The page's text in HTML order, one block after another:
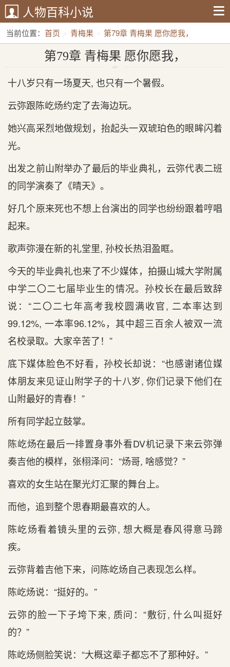
人物百科小说
当前位置： 首页 青梅果 第79章 青梅果 愿你愿我，
第79章 青梅果 愿你愿我，
十八岁只有一场夏天, 也只有一个暑假。
云弥跟陈屹炀约定了去海边玩。
她兴高采烈地做规划，抬起头一双琥珀色的眼眸闪着
光。
出发之前山附举办了最后的毕业典礼，云弥代表二班
的同学演奏了《晴天》。
好几个原来死也不想上台演出的同学也纷纷跟着哼唱
起来。
歌声弥漫在新的礼堂里, 孙校长热泪盈眶。
今天的毕业典礼也来了不少媒体，拍摄山城大学附属
中学二〇二七届毕业生的情况。孙校长在最后致辞
说：“二〇二七年高考我校圆满收官, 二本率达到
99.12%, 一本率96.12%，其中超三百余人被双一流
名校录取。大家辛苦了！”
底下媒体脸色不好看，孙校长却说：“也感谢诸位媒
体朋友来见证山附学子的十八岁, 你们记录下他们在
山附最好的青春！”
所有同学起立鼓掌。
陈屹炀在最后一排置身事外看DV机记录下来云弥弹
奏吉他的模样，张栩泽问：“炀哥, 啥感觉？”
喜欢的女生站在聚光灯汇聚的舞台上。
而他，追到整个思春期最喜欢的人。
陈屹炀看着镜头里的云弥, 想大概是春风得意马蹄
疾。
云弥背着吉他下来，问陈屹炀自己表现怎么样。
陈屹炀说：“挺好的。”
云弥的脸一下子垮下来, 质问：“敷衍, 什么叫挺好
的？”
陈屹炀侧脸笑说：“大概这辈子都忘不了那种好。”